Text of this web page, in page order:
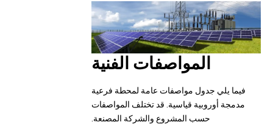
المواصفات الفنية
فيما يلي جدول مواصفات عامة لمحطة فرعية
مدمجة أوروبية قياسية. قد تختلف المواصفات
حسب المشروع والشركة المصنعة.